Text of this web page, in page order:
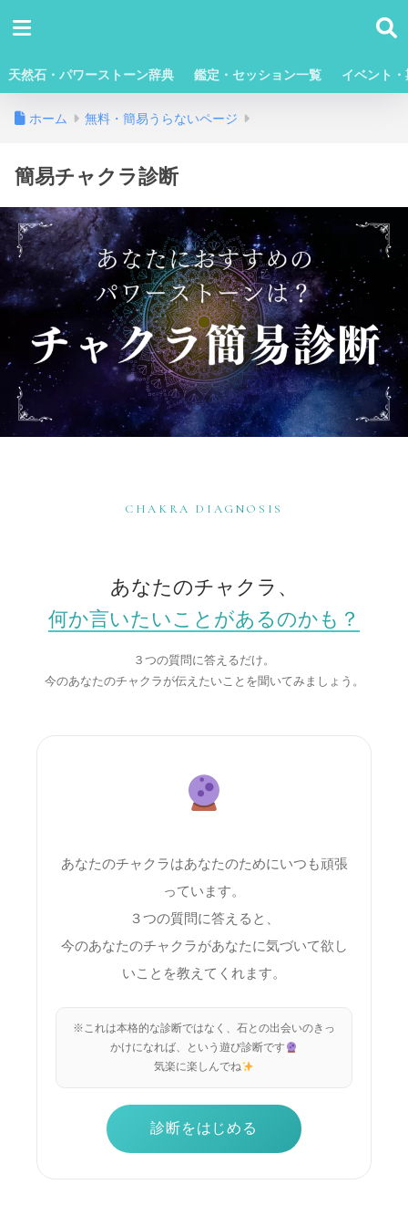
天然石・パワーストーン辞典 鑑定・セッション一覧 イベント
ホーム 無料・簡易うらないページ
簡易チャクラ診断
CHAKRA DIAGNOSIS
あなたのチャクラ、
何か言いたいことがあるのかも？
３つの質問に答えるだけ。
今のあなたのチャクラが伝えたいことを聞いてみましょう。
あなたのチャクラはあなたのためにいつも頑張
っています。
３つの質問に答えると、
今のあなたのチャクラがあなたに気づいて欲し
いことを教えてくれます。
※これは本格的な診断ではなく、石との出会いのきっ
かけになれば、という遊び診断です
気楽に楽しんでね
診断をはじめる